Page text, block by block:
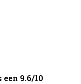
9.6/10